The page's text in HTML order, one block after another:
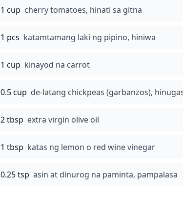
1 cup cherry tomatoes, hinati sa gitna
1 pcs katamtamang laki ng pipino, hiniwa
1 cup kinayod na carrot
0.5 cup de-latang chickpeas (garbanzos),
2 tbsp extra virgin olive oil
1 tbsp katas ng lemon o red wine vinegar
0.25 tsp asin at dinurog na paminta, pampalasa